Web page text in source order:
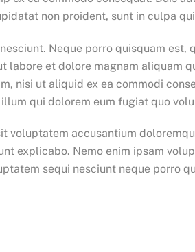
non proident, sunt in culpa
Neque porro quisquam
labore et dolore magnam aliquam
nisi ut aliquid ex ea commodi
qui dolorem eum fugiat quo
voluptatem accusantium
explicabo. Nemo enim ipsam
sequi nesciunt neque porro